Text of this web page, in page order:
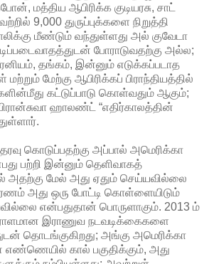
மத்திய ஆபிரிக்க குடியரசு, சாட்
9,000 துருப்புக்களை நிறுத்தி
மீண்டும் வந்துள்ளது அல் குவேடா
போராடுவதற்கு அல்ல;
தங்கம், இன்னும் எடுக்கப்படாத
மேற்கு ஆபிரிக்கப் பிராந்தியத்தில்
கட்டுப்பாடு கொள்வதும் ஆகும்;
ஹாலண்ட் “எதிர்காலத்தின்
கொடுப்பதற்கு அப்பால் அமெரிக்கா
பற்றி இன்னும் தெளிவாகத்
அதற்கு மேல் அது ஏதும் செய்யவில்லை
அது ஒரு போட்டி கொள்ளையிடும்
என்பதுதான் பொருளாகும். 2013 ம்
இராணுவ நடவடிக்கைகளை
தொடங்குகிறது; அங்கு அமெரிக்கா
கால் பகுதிக்கும், அது